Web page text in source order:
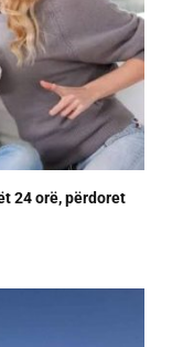
24 orë, përdoret